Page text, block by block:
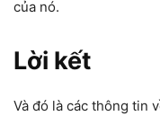
của nó.
Lời kết
Và đó là các thông tin